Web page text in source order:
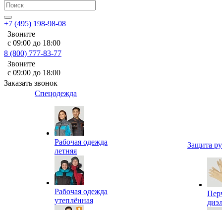
+7 (495) 198-98-08
Звоните
с 09:00 до 18:00
8 (800) 777-83-77
Звоните
с 09:00 до 18:00
Заказать звонок
Спецодежда
Рабочая одежда
летняя
Рабочая одежда
утеплённая
Защита